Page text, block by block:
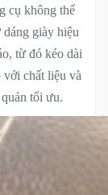
cụ không thể
giày hiệu
từ đó kéo dài
chất liệu và
tối ưu.